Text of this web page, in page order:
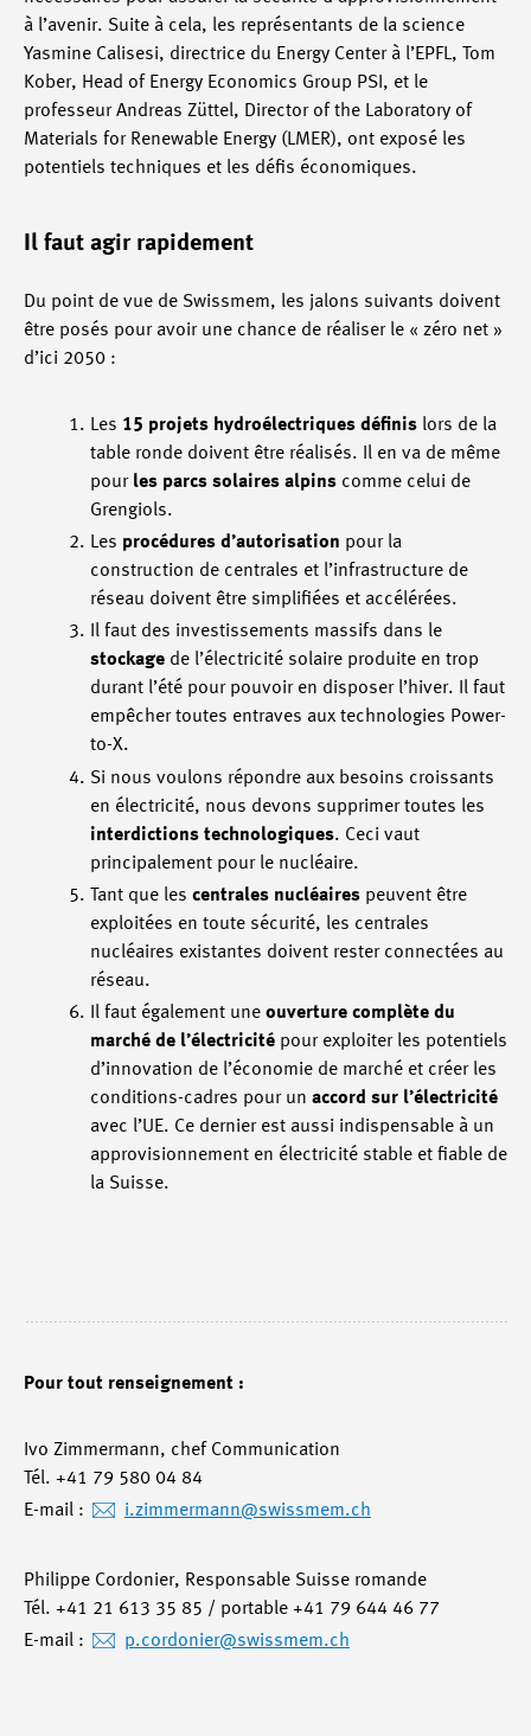
à l’avenir. Suite à cela, les représentants de la science
Yasmine Calisesi, directrice du Energy Center à l’EPFL, Tom
Kober, Head of Energy Economics Group PSI, et le
professeur Andreas Züttel, Director of the Laboratory of
Materials for Renewable Energy (LMER), ont exposé les
potentiels techniques et les défis économiques.
Il faut agir rapidement
Du point de vue de Swissmem, les jalons suivants doivent
être posés pour avoir une chance de réaliser le « zéro net »
d’ici 2050 :
Les 15 projets hydroélectriques définis lors de la
table ronde doivent être réalisés. Il en va de même
pour les parcs solaires alpins comme celui de
Grengiols.
Les procédures d’autorisation pour la
construction de centrales et l’infrastructure de
réseau doivent être simplifiées et accélérées.
Il faut des investissements massifs dans le
stockage de l’électricité solaire produite en trop
durant l’été pour pouvoir en disposer l’hiver. Il faut
empêcher toutes entraves aux technologies Power-
to-X.
Si nous voulons répondre aux besoins croissants
en électricité, nous devons supprimer toutes les
interdictions technologiques. Ceci vaut
principalement pour le nucléaire.
Tant que les centrales nucléaires peuvent être
exploitées en toute sécurité, les centrales
nucléaires existantes doivent rester connectées au
réseau.
Il faut également une ouverture complète du
marché de l’électricité pour exploiter les potentiels
d’innovation de l’économie de marché et créer les
conditions-cadres pour un accord sur l’électricité
avec l’UE. Ce dernier est aussi indispensable à un
approvisionnement en électricité stable et fiable de
la Suisse.
Pour tout renseignement :
Ivo Zimmermann, chef Communication
Tél. +41 79 580 04 84
E-mail :
i.zimmermann@swissmem.ch
Philippe Cordonier, Responsable Suisse romande
Tél. +41 21 613 35 85 / portable +41 79 644 46 77
E-mail :
p.cordonier@swissmem.ch